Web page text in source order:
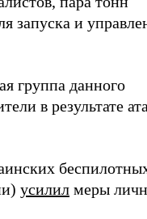
запуска и
группа данного
в результате
усилил меры